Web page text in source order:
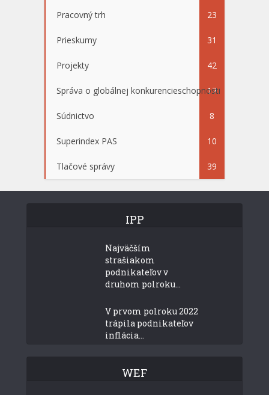
Pracovný trh 23
Prieskumy 31
Projekty 42
Správa o globálnej konkurencieschopnosti
17
Súdnictvo 8
Superindex PAS 10
Tlačové správy 39
IPP
Najväčším
strašiakom
podnikateľov v
druhom polroku...
V prvom polroku 2022
trápila podnikateľov
inflácia...
WEF